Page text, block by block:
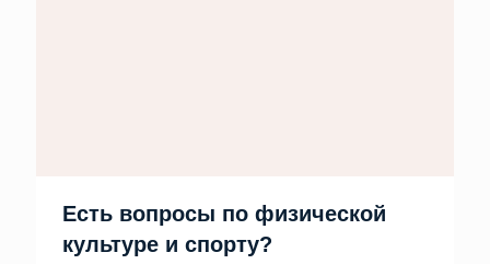
Есть вопросы по физической
культуре и спорту?